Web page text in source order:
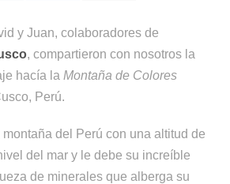
y Juan, colaboradores de
, compartieron con nosotros la
hacía la Montaña de Colores
Perú.
del Perú con una altitud de
del mar y le debe su increíble
de minerales que alberga su